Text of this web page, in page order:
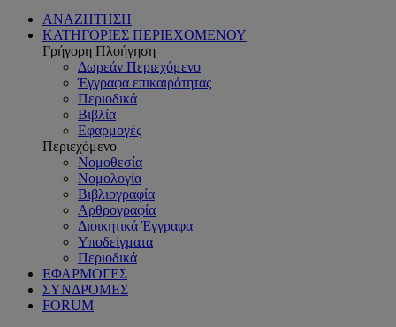
ΑΝΑΖΗΤΗΣΗ
ΚΑΤΗΓΟΡΙΕΣ ΠΕΡΙΕΧΟΜΕΝΟΥ
Γρήγορη Πλοήγηση
Δωρεάν Περιεχόμενο
Έγγραφα επικαιρότητας
Περιοδικά
Βιβλία
Εφαρμογές
Περιεχόμενο
Νομοθεσία
Νομολογία
Βιβλιογραφία
Αρθρογραφία
Διοικητικά Έγγραφα
Υποδείγματα
Περιοδικά
ΕΦΑΡΜΟΓΕΣ
ΣΥΝΔΡΟΜΕΣ
FORUM